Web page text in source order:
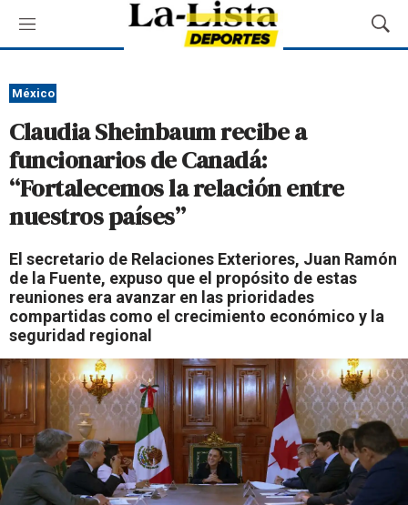
M
e
ú
M
o
e
México
Claudia Sheinbaum recibe a
funcionarios de Canadá:
“Fortalecemos la relación entre
nuestros países”
El secretario de Relaciones Exteriores, Juan Ramón
de la Fuente, expuso que el propósito de estas
reuniones era avanzar en las prioridades
compartidas como el crecimiento económico y la
seguridad regional